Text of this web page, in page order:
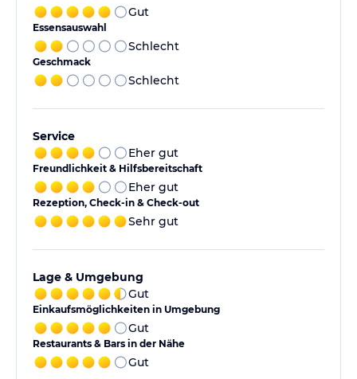
Gut
Essensauswahl
Schlecht
Geschmack
Schlecht
Service
Eher gut
Freundlichkeit & Hilfsbereitschaft
Eher gut
Rezeption, Check-in & Check-out
Sehr gut
Lage & Umgebung
Gut
Einkaufsmöglichkeiten in Umgebung
Gut
Restaurants & Bars in der Nähe
Gut